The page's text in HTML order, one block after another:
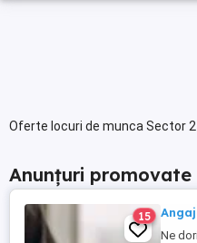
Oferte locuri de munca Sector
Anunțuri promovate
15
Ne